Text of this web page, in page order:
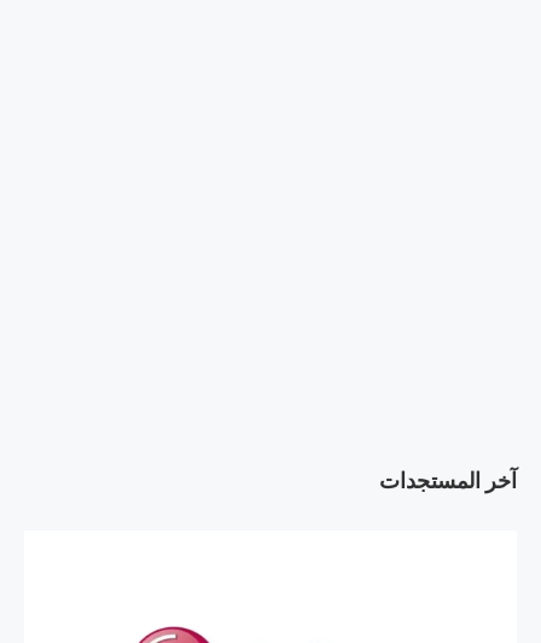
آخر المستجدات